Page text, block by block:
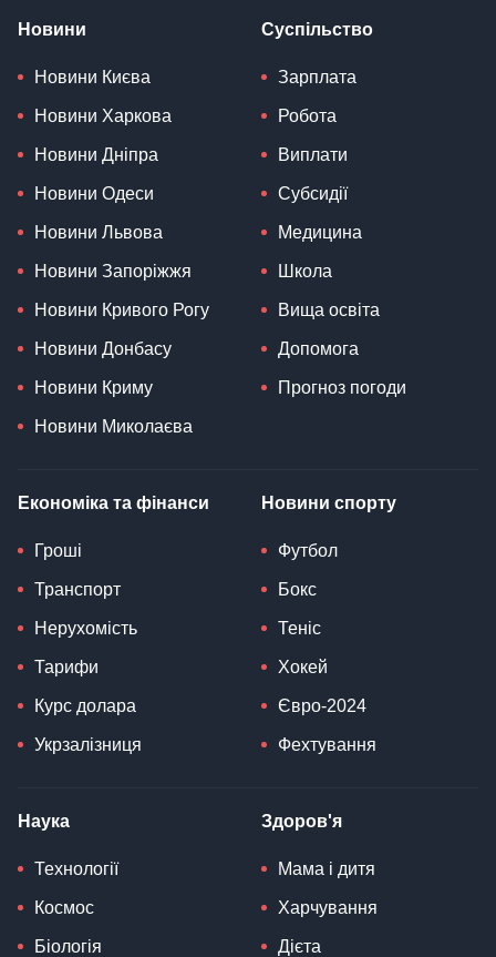
Новини
Новини Києва
Новини Харкова
Новини Дніпра
Новини Одеси
Новини Львова
Новини Запоріжжя
Новини Кривого Рогу
Новини Донбасу
Новини Криму
Новини Миколаєва
Суспільство
Зарплата
Робота
Виплати
Субсидії
Медицина
Школа
Вища освіта
Допомога
Прогноз погоди
Економіка та фінанси
Гроші
Транспорт
Нерухомість
Тарифи
Курс долара
Укрзалізниця
Новини спорту
Футбол
Бокс
Теніс
Хокей
Євро-2024
Фехтування
Наука
Технології
Космос
Біологія
Здоров'я
Мама і дитя
Харчування
Дієта